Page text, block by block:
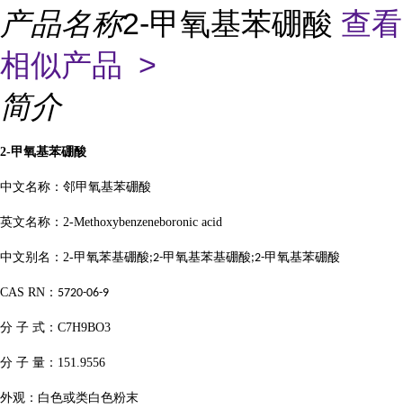
产品名称2-甲氧基苯硼酸 查看
相似产品 >
简介
2-甲氧基苯硼酸
中文名称：邻甲氧基苯硼酸
英文名称： 2-Methoxybenzeneboronic acid
中文别名： 2-甲氧苯基硼酸;2-甲氧基苯基硼酸;2-甲氧基苯硼酸
CAS RN ： 5720-06-9
分 子 式： C7H9BO3
分 子 量： 151.9556
外观：白色或类白色粉末